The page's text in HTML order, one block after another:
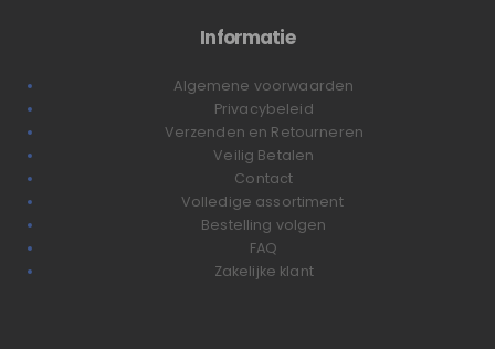
Informatie
Algemene voorwaarden
Privacybeleid
Verzenden en Retourneren
Veilig Betalen
Contact
Volledige assortiment
Bestelling volgen
FAQ
Zakelijke klant